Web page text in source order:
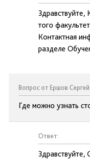
Здравствуйте,
того
Контактная
разделе
Вопрос от Ершов
Где можно узнать
Ответ:
Здравствуйте,